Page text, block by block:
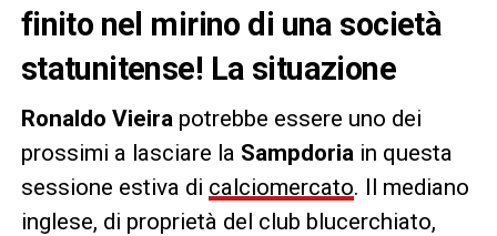
finito nel mirino di una società
statunitense! La situazione
Ronaldo Vieirapotrebbe essere uno dei
prossimi a lasciare la Sampdoriain questa
sessione estiva di calciomercato. Il mediano
inglese, di proprietà del club blucerchiato,